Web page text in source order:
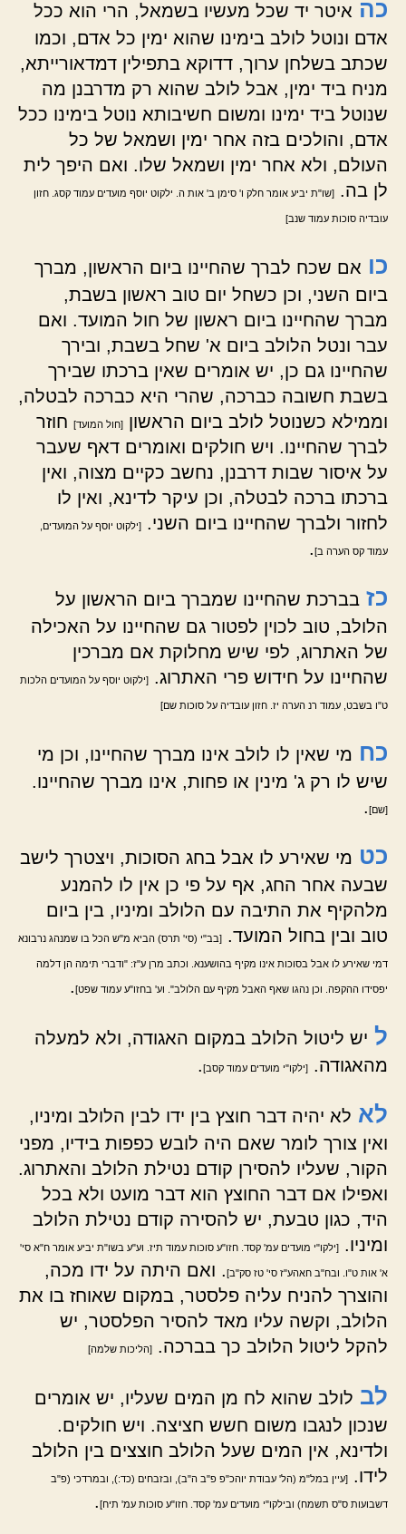
כה איטר יד שכל מעשיו בשמאל, הרי הוא ככל
אדם ונוטל לולב בימינו שהוא ימין כל אדם, וכמו
שכתב בשלחן ערוך, דדוקא בתפילין דמדאורייתא,
מניח ביד ימין, אבל לולב שהוא רק מדרבנן מה
שנוטל ביד ימינו ומשום חשיבותא נוטל בימינו ככל
אדם, והולכים בזה אחר ימין ושמאל של כל
העולם, ולא אחר ימין ושמאל שלו. ואם היפך לית
לן בה. [שו"ת יביע אומר חלק ו' סימן ב' אות ה. ילקוט יוסף מועדים עמוד קסג. חזון
עובדיה סוכות עמוד שנב]
כו אם שכח לברך שהחיינו ביום הראשון, מברך
ביום השני, וכן כשחל יום טוב ראשון בשבת,
מברך שהחיינו ביום ראשון של חול המועד. ואם
עבר ונטל הלולב ביום א' שחל בשבת, ובירך
שהחיינו גם כן, יש אומרים שאין ברכתו שבירך
בשבת חשובה כברכה, שהרי היא כברכה לבטלה,
וממילא כשנוטל לולב ביום הראשון [חול המועד] חוזר
לברך שהחיינו. ויש חולקים ואומרים דאף שעבר
על איסור שבות דרבנן, נחשב כקיים מצוה, ואין
ברכתו ברכה לבטלה, וכן עיקר לדינא, ואין לו
לחזור ולברך שהחיינו ביום השני. [ילקוט יוסף על המועדים,
עמוד קס הערה ב].
כז בברכת שהחיינו שמברך ביום הראשון על
הלולב, טוב לכוין לפטור גם שהחיינו על האכילה
של האתרוג, לפי שיש מחלוקת אם מברכין
שהחיינו על חידוש פרי האתרוג. [ילקוט יוסף על המועדים הלכות
ט"ו בשבט, עמוד רנ הערה יז. חזון עובדיה על סוכות שם]
כח מי שאין לו לולב אינו מברך שהחיינו, וכן מי
שיש לו רק ג' מינין או פחות, אינו מברך שהחיינו.
[שם].
כט מי שאירע לו אבל בחג הסוכות, ויצטרך לישב
שבעה אחר החג, אף על פי כן אין לו להמנע
מלהקיף את התיבה עם הלולב ומיניו, בין ביום
טוב ובין בחול המועד. [בב"י (סי' תרס) הביא מ"ש הכל בו שמנהג נרבונא
דמי שאירע לו אבל בסוכות אינו מקיף בהושענא. וכתב מרן ע"ז: "ודברי תימה הן דלמה
יפסידו ההקפה. וכן נהגו שאף האבל מקיף עם הלולב". וע' בחזו"ע עמוד שפט].
ל יש ליטול הלולב במקום האגודה, ולא למעלה
מהאגודה. [ילקו"י מועדים עמוד קסב].
לא לא יהיה דבר חוצץ בין ידו לבין הלולב ומיניו,
ואין צורך לומר שאם היה לובש כפפות בידיו, מפני
הקור, שעליו להסירן קודם נטילת הלולב והאתרוג.
ואפילו אם דבר החוצץ הוא דבר מועט ולא בכל
היד, כגון טבעת, יש להסירה קודם נטילת הלולב
ומיניו. [ילקו"י מועדים עמ' קסד. חזו"ע סוכות עמוד תיז. וע"ע בשו"ת יביע אומר ח"א סי'
א' אות ט"ו. ובח"ב חאהע"ז סי' טז סק"ב]. ואם היתה על ידו מכה,
והוצרך להניח עליה פלסטר, במקום שאוחז בו את
הלולב, וקשה עליו מאד להסיר הפלסטר, יש
להקל ליטול הלולב כך בברכה. [הליכות שלמה]
לב לולב שהוא לח מן המים שעליו, יש אומרים
שנכון לנגבו משום חשש חציצה. ויש חולקים.
ולדינא, אין המים שעל הלולב חוצצים בין הלולב
לידו. [עיין במל"מ (הל' עבודת יוהכ"פ פ"ב ה"ב), ובזבחים (כד:), ובמרדכי (פ"ב
דשבועות ס"ס תשמח) ובילקו"י מועדים עמ' קסד. חזו"ע סוכות עמ' תיח].